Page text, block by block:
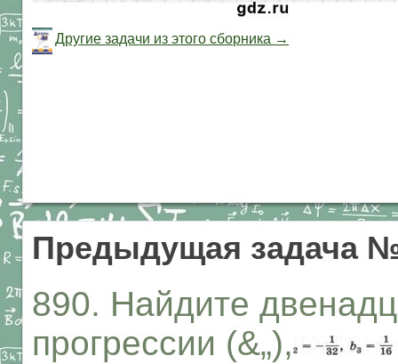
Другие задачи из этого сборника →
Предыдущая задача
890. Найдите
прогрессии (&„),